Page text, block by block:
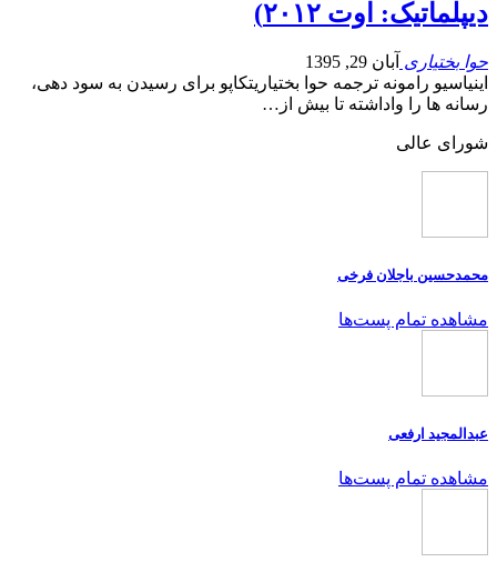
دیپلماتیک: اوت ۲۰۱۲)
حوا بختیاری آبان 29, 1395
اينياسيو رامونه ترجمه حوا بختياريتکاپو برای رسیدن به سود دهی،
رسانه ها را واداشته تا بیش از…
شورای عالی
محمدحسین باجلان فرخی
مشاهده تمام پست‌ها
عبدالمجید ارفعی
مشاهده تمام پست‌ها